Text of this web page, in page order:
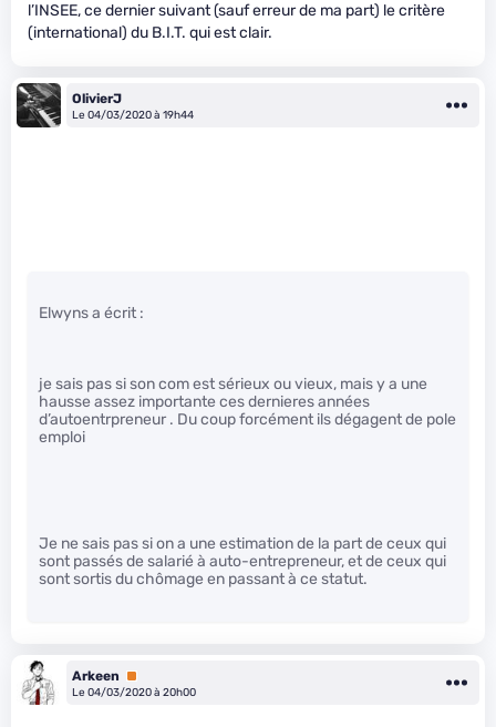
l’INSEE, ce dernier suivant (sauf erreur de ma part) le critère
(international) du B.I.T. qui est clair.
OlivierJ
Le 04/03/2020 à 19h44
Elwyns a écrit :
je sais pas si son com est sérieux ou vieux, mais y a une
hausse assez importante ces dernieres années
d’autoentrpreneur . Du coup forcément ils dégagent de pole
emploi
Je ne sais pas si on a une estimation de la part de ceux qui
sont passés de salarié à auto-entrepreneur, et de ceux qui
sont sortis du chômage en passant à ce statut.
Arkeen
Premium
Le 04/03/2020 à 20h00